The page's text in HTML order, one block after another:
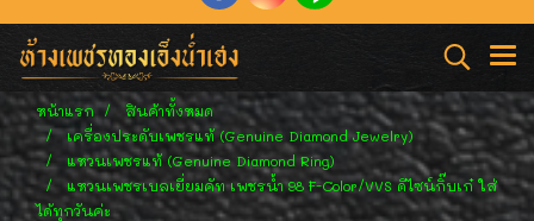
หน้าแรก
สินค้าทั้งหมด
เครื่องประดับเพชรแท้ (Genuine Diamond Jewelry)
แหวนเพชรแท้ (Genuine Diamond Ring)
แหวนเพชรเบลเยี่ยมคัท เพชรน้ำ 98 F-Color/VVS ดีไซน์กิ๊บเก๋ ใส่
ได้ทุกวันค่ะ